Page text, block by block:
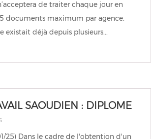
de traiter chaque jour en
documents maximum par agence.
existait déjà depuis plusieurs...
SAOUDIEN : DIPLOME
25) Dans le cadre de l'obtention d'un